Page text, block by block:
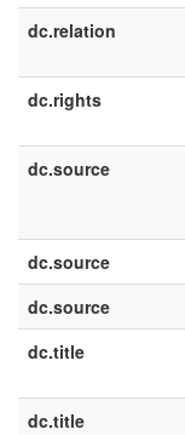
dc.relation
dc.rights
dc.source
dc.source
dc.source
dc.title
dc.title